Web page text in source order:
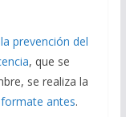
prevención del
, que se
se realiza la
antes.